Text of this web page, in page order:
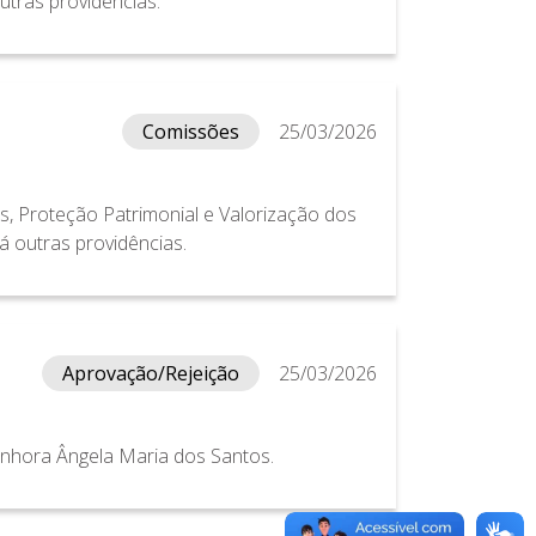
Comissões 25/03/2026
Proteção Patrimonial e Valorização dos
outras providências.
Aprovação/Rejeição 25/03/2026
Ângela Maria dos Santos.